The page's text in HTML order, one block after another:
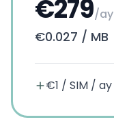
€279/ay
€0.027 / MB
€1 / SIM / ay